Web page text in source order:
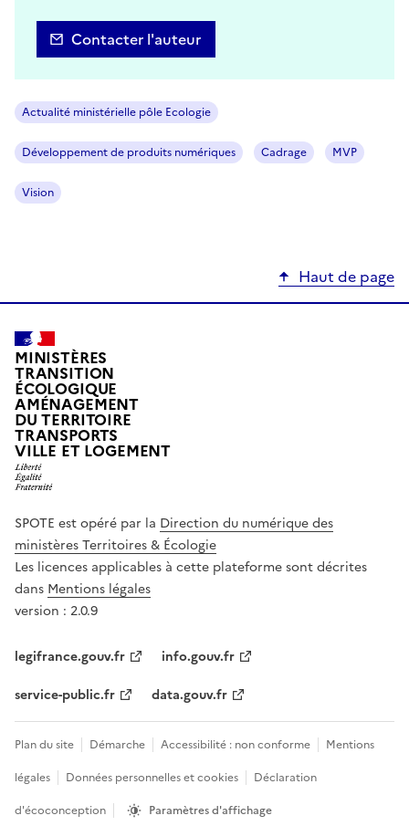
Contacter l'auteur
Actualité ministérielle pôle Ecologie
Développement de produits numériques Cadrage MVP
Vision
Haut de page
MINISTÈRES
TRANSITION
ÉCOLOGIQUE
AMÉNAGEMENT
DU TERRITOIRE
TRANSPORTS
VILLE ET LOGEMENT
SPOTE est opéré par la Direction du numérique des
ministères Territoires & Écologie
Les licences applicables à cette plateforme sont décrites
dans Mentions légales
version : 2.0.9
legifrance.gouv.fr
info.gouv.fr
service-public.fr
data.gouv.fr
Plan du site Démarche Accessibilité : non conforme
Mentions
légales
Données personnelles et cookies
Déclaration
d'écoconception
Paramètres d'affichage